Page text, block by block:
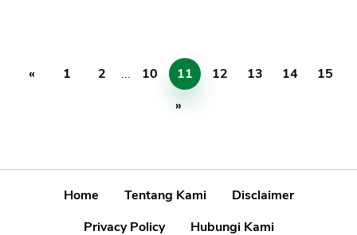
« 1 2 ... 10 11 12 13 14
15
»
Home Tentang Kami
Disclaimer
Privacy Policy
Hubungi Kami